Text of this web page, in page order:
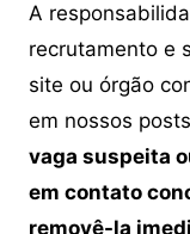
A
recrutamento e
site ou órgão
em nossos
vaga suspeita
em contato
removê-la